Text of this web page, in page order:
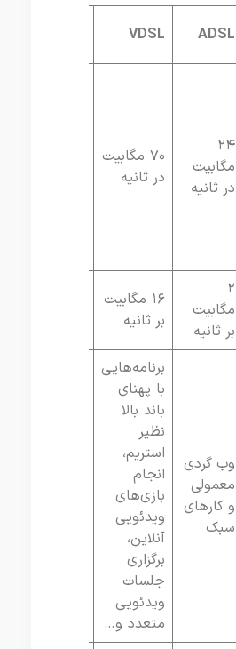
ADSL
VDSL
۲۴
مگابیت
در ثانیه
۷۰ مگابیت
در ثانیه
۲
مگابیت‌
بر ثانیه
۱۶ مگابیت‌
بر ثانیه
وب گردی
معمولی
و کارهای
سبک
برنامه‌هایی
با پهنای
باند بالا
نظیر
استریم،
انجام
بازی‌های
ویدئویی
آنلاین،
برگزاری
جلسات
ویدئویی
متعدد و…